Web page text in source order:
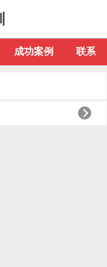
成功案例 联系